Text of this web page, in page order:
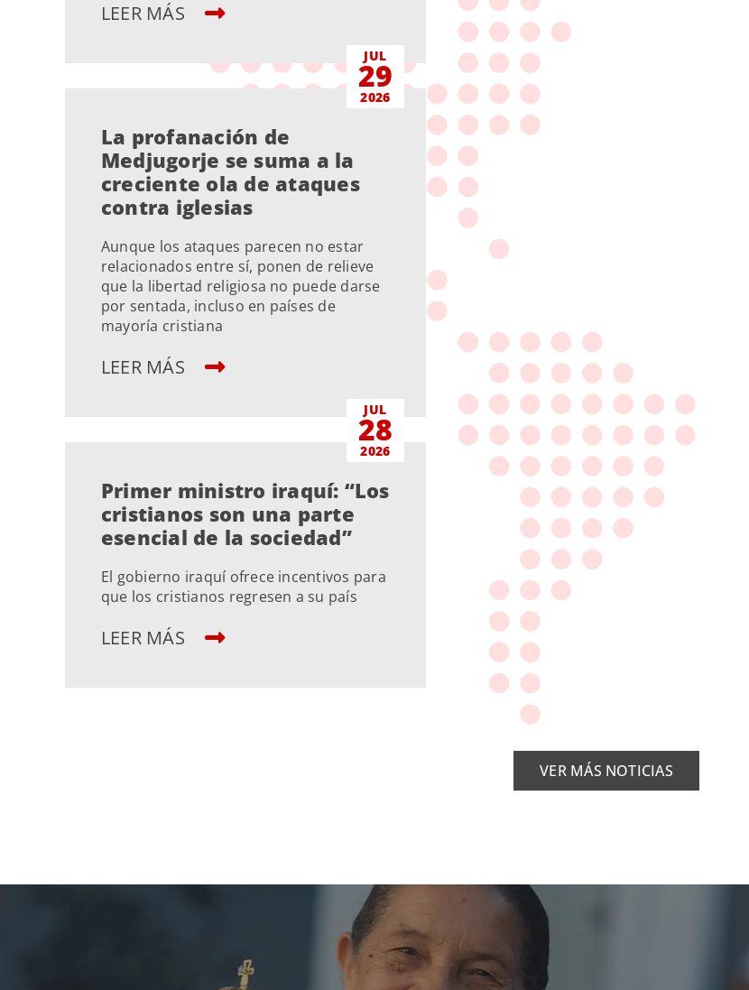
LEER MÁS
JUL
29
2026
La profanación de
Medjugorje se suma a la
creciente ola de ataques
contra iglesias
Aunque los ataques parecen no estar
relacionados entre sí, ponen de relieve
que la libertad religiosa no puede darse
por sentada, incluso en países de
mayoría cristiana
LEER MÁS
JUL
28
2026
Primer ministro iraquí: “Los
cristianos son una parte
esencial de la sociedad”
El gobierno iraquí ofrece incentivos para
que los cristianos regresen a su país
LEER MÁS
VER MÁS NOTICIAS